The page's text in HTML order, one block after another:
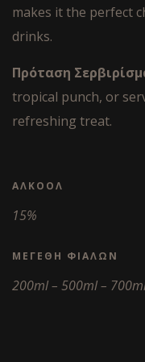
makes it the perfect
drinks.
Πρόταση
tropical punch, or
refreshing treat.
ΑΛΚΟΌΛ
15%
ΜΕΓΈΘΗ ΦΙΑΛΏΝ
200ml – 500ml –